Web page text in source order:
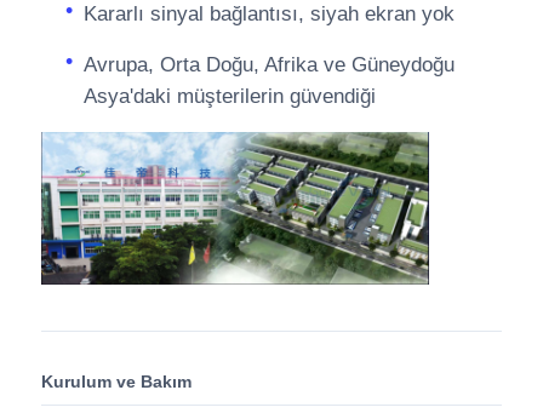
Kararlı sinyal bağlantısı, siyah ekran yok
Avrupa, Orta Doğu, Afrika ve Güneydoğu
Asya'daki müşterilerin güvendiği
Kurulum ve Bakım